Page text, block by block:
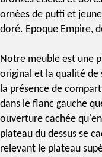
ornées de putti et
doré. Epoque Empire,
Notre meuble est une
original et la qualité de
la présence de
dans le flanc gauche
ouverture cachée
plateau du dessus se
relevant le plateau